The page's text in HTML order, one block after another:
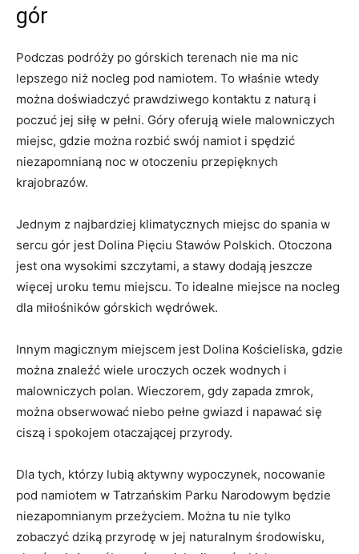
gór
Podczas ⁢podróży po górskich ⁤terenach nie ma nic
lepszego ‌niż nocleg⁤ pod namiotem. To właśnie wtedy
można doświadczyć prawdziwego kontaktu z ⁣naturą i
poczuć jej siłę ⁤w pełni. Góry⁣ oferują wiele malowniczych
miejsc, ⁤gdzie⁤ można rozbić ‌swój ‌namiot ⁢i spędzić
niezapomnianą noc w⁤ otoczeniu przepięknych
krajobrazów.
Jednym z najbardziej ⁢klimatycznych⁤ miejsc do ‍spania w
sercu gór jest ⁤Dolina Pięciu Stawów Polskich. Otoczona
jest ona wysokimi szczytami, a stawy dodają jeszcze ​
więcej uroku temu​ miejscu. To idealne miejsce ‌na⁢ nocleg
‍dla miłośników górskich‌ wędrówek.
Innym magicznym miejscem⁣ jest Dolina Kościeliska, ‌gdzie
można znaleźć wiele uroczych oczek ‌wodnych i
malowniczych polan. Wieczorem, gdy zapada zmrok,
można‌ obserwować niebo pełne gwiazd i napawać się
ciszą i spokojem otaczającej przyrody.
Dla tych, którzy lubią aktywny wypoczynek, nocowanie
pod namiotem w Tatrzańskim Parku‍ Narodowym będzie
niezapomnianym przeżyciem. Można tu nie ⁣tylko
zobaczyć dziką⁢ przyrodę w jej naturalnym środowisku,